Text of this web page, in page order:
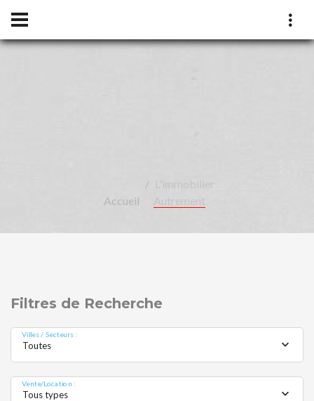
Accueil
Filtres de Recherche
Villes / Secteurs :
Toutes
Vente/Location :
Tous types